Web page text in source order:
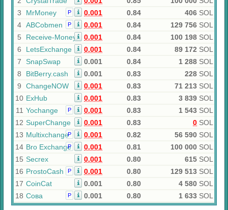
3
MrMoney Р 0.001 0.84 406 SOL
4 ABCobmen Р 0.001 0.84 129 756 SOL
5
Receive-Money 0.001 0.84 100 198 SOL
6
LetsExchange 0.001 0.84 89 172 SOL
7
SnapSwap 0.001 0.84 1 288 SOL
8
BitBerry.cash 0.001 0.83 228 SOL
9
ChangeNOW 0.001 0.83 71 213 SOL
10 ExHub 0.001 0.83 3 839 SOL
11 Yochange Р 0.001 0.83 1 543 SOL
12 SuperChange 0.001 0.83 0 SOL
13 MultixchangeР 0.001 0.82 56 590 SOL
14 Bro Exchange
Р 0.001 0.81 100 000 SOL
15 Secrex 0.001 0.80 615 SOL
16 ProstoCash Р 0.001 0.80 129 513 SOL
17 CoinCat 0.001 0.80 4 580 SOL
18 Сова Р 0.001 0.80 1 633 SOL